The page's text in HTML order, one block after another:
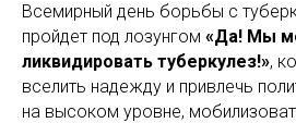
Всемирный день борьбы с
пройдет под лозунгом «Да! Мы
ликвидировать туберкулез!»,
вселить надежду и привлечь
на высоком уровне,